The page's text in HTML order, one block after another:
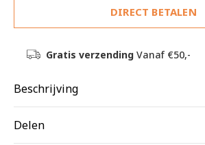
DIRECT BETALEN
Gratis verzendingVanaf €50,-
Beschrijving
Delen